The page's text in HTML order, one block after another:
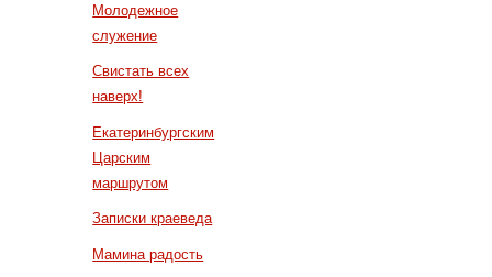
Молодежное
служение
Свистать всех
наверх!
Екатеринбургским
Царским
маршрутом
Записки краеведа
Мамина радость